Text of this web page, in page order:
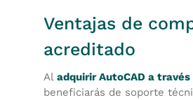
Ventajas de
acreditado
Al adquirir AutoCAD a
beneficiarás de soporte